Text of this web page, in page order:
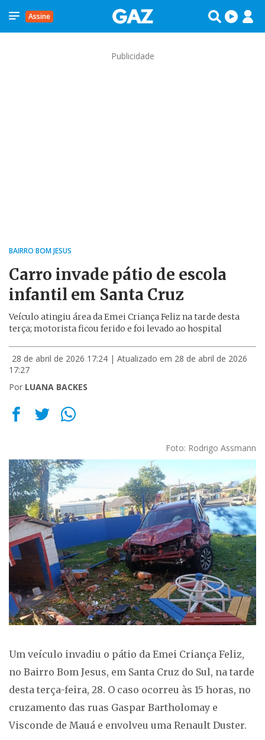
Assine
Publicidade
BAIRRO BOM JESUS
Carro invade pátio de escola
infantil em Santa Cruz
Veículo atingiu área da Emei Criança Feliz na tarde desta
terça; motorista ficou ferido e foi levado ao hospital
28 de abril de 2026 17:24 | Atualizado em 28 de abril de 2026
17:27
Por LUANA BACKES
Foto: Rodrigo Assmann
Um veículo invadiu o pátio da Emei Criança Feliz,
no Bairro Bom Jesus, em Santa Cruz do Sul, na tarde
desta terça-feira, 28. O caso ocorreu às 15 horas, no
cruzamento das ruas Gaspar Bartholomay e
Visconde de Mauá e envolveu uma Renault Duster.